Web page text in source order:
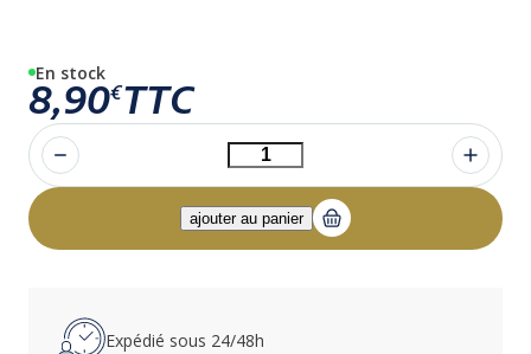
En stock
8,90€TTC
Expédié sous 24/48h